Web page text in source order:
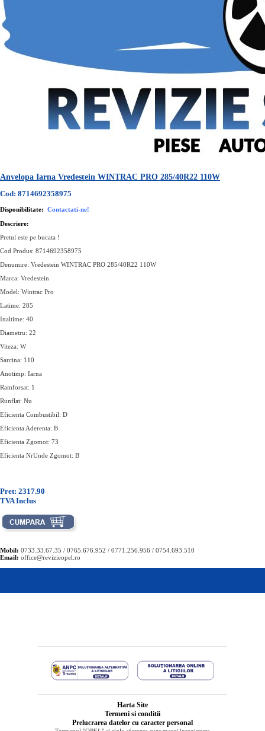
Anvelopa Iarna Vredestein WINTRAC PRO 285/40R22 110W
Cod: 8714692358975
Disponibilitate: Contactati-ne!
Descriere:
Pretul este pe bucata !
Cod Produs: 8714692358975
Denumire: Vredestein WINTRAC PRO 285/40R22 110W
Marca: Vredestein
Model: Wintrac Pro
Latime: 285
Inaltime: 40
Diametru: 22
Viteza: W
Sarcina: 110
Anotimp: Iarna
Ramforsat: 1
Runflat: Nu
Eficienta Combustibil: D
Eficienta Aderenta: B
Eficienta Zgomot: 73
Eficienta NrUnde Zgomot: B
Pret: 2317.90
TVA Inclus
Mobil: 0733.33.67.35 / 0765.676.952 / 0771.256.956 / 0754.693.510
Email: office@revizieopel.ro
Harta Site
Termeni si conditii
Prelucrarea datelor cu caracter personal